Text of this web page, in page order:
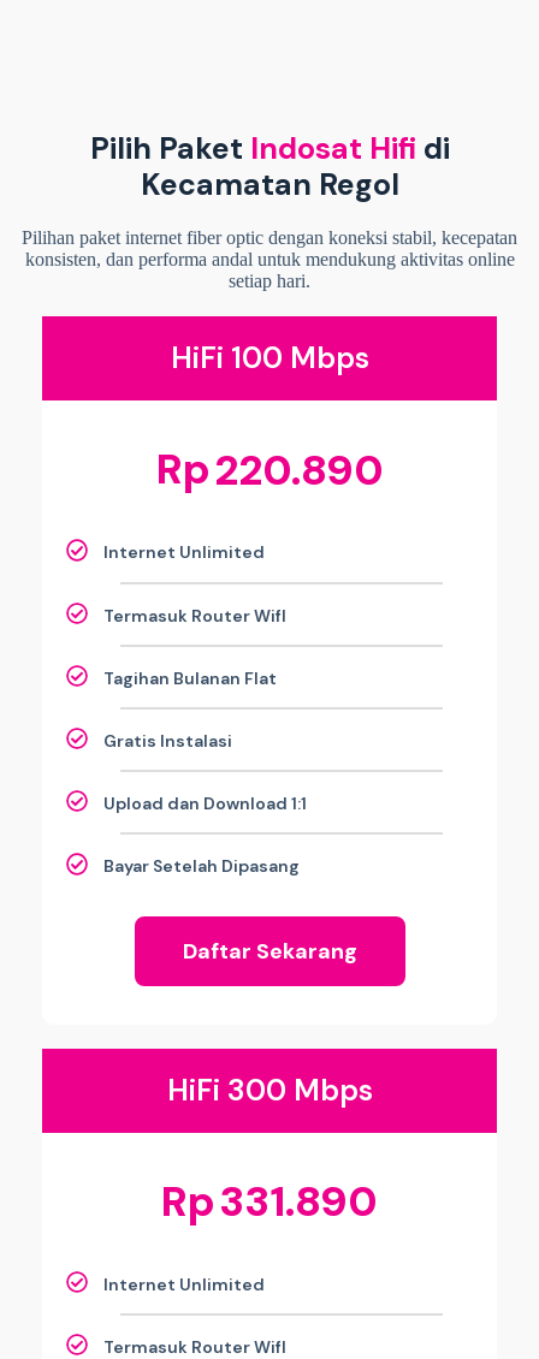
Pilih Paket Indosat Hifi di
Kecamatan Regol
Pilihan paket internet fiber optic dengan koneksi stabil, kecepatan
konsisten, dan performa andal untuk mendukung aktivitas online
setiap hari.
HiFi 100 Mbps
Rp220.890
Internet Unlimited
Termasuk Router WifI
Tagihan Bulanan Flat
Gratis Instalasi
Upload dan Download 1:1
Bayar Setelah Dipasang
Daftar Sekarang
HiFi 300 Mbps
Rp331.890
Internet Unlimited
Termasuk Router WifI